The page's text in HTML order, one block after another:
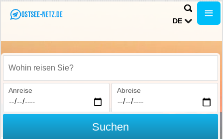
DE
Wohin reisen Sie?
Anreise Abreise
Suchen